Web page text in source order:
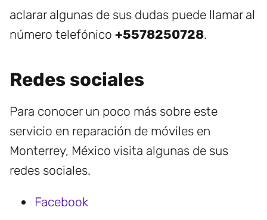
aclarar algunas de sus dudas puede llamar al
número telefónico +5578250728.
Redes sociales
Para conocer un poco más sobre este
servicio en reparación de móviles en
Monterrey, México visita algunas de sus
redes sociales.
Facebook